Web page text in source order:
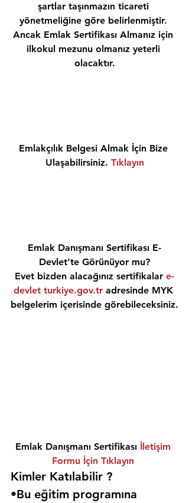
şartlar taşınmazın ticareti
yönetmeliğine göre belirlenmiştir.
Ancak Emlak Sertifikası Almanız için
ilkokul mezunu olmanız yeterli
olacaktır.
Emlakçılık Belgesi Almak İçin Bize
Ulaşabilirsiniz. Tıklayın
Emlak Danışmanı Sertifikası E-
Devlet’te Görünüyor mu?
Evet bizden alacağınız sertifikalar e-
devlet turkiye.gov.tr adresinde MYK
belgelerim içerisinde görebileceksiniz.
Emlak Danışmanı Sertifikası İletişim
Formu İçin Tıklayın
Kimler Katılabilir ?
•Bu eğitim programına